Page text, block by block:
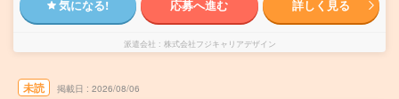
気になる! 応募へ進む 詳しく見る
派遣会社 株式会社フジキャリアデザイン
未読 掲載日 2026/08/06